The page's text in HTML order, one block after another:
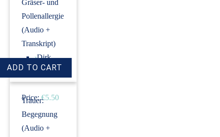
Gräser- und
Pollenallergie
(Audio +
Transkript)
›Dirk
Revenstorf
Price: €5.50
Trauer:
Begegnung
(Audio +